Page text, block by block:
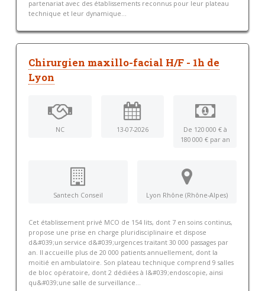
partenariat avec des établissements reconnus pour leur plateau
technique et leur dynamique...
Chirurgien maxillo-facial H/F - 1h de
Lyon
NC 13-07-2026
De 120 000 € à
180 000 € par an
Santech Conseil Lyon Rhône (Rhône-Alpes)
Cet établissement privé MCO de 154 lits, dont 7 en soins continus,
propose une prise en charge pluridisciplinaire et dispose
d&#039;un service d&#039;urgences traitant 30 000 passages par
an. Il accueille plus de 20 000 patients annuellement, dont la
moitié en ambulatoire. Son plateau technique comprend 9 salles
de bloc opératoire, dont 2 dédiées à l&#039;endoscopie, ainsi
qu&#039;une salle de surveillance...